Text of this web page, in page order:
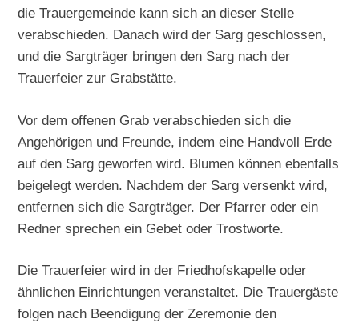
die Trauergemeinde kann sich an dieser Stelle
verabschieden. Danach wird der Sarg geschlossen,
und die Sargträger bringen den Sarg nach der
Trauerfeier zur Grabstätte.
Vor dem offenen Grab verabschieden sich die
Angehörigen und Freunde, indem eine Handvoll Erde
auf den Sarg geworfen wird. Blumen können ebenfalls
beigelegt werden. Nachdem der Sarg versenkt wird,
entfernen sich die Sargträger. Der Pfarrer oder ein
Redner sprechen ein Gebet oder Trostworte.
Die Trauerfeier wird in der Friedhofskapelle oder
ähnlichen Einrichtungen veranstaltet. Die Trauergäste
folgen nach Beendigung der Zeremonie den